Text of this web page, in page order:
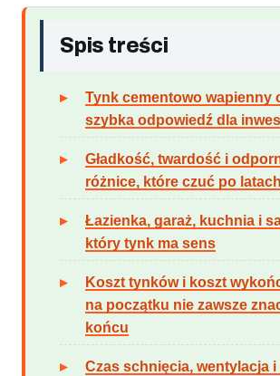
Spis treści
Tynk cementowo wapienny
szybka odpowiedź dla
Gładkość, twardość i
różnice, które czuć po latach
Łazienka, garaż, kuchnia i
który tynk ma sens
Koszt tynków i koszt
na początku nie zawsze
końcu
Czas schnięcia, wentylacja i